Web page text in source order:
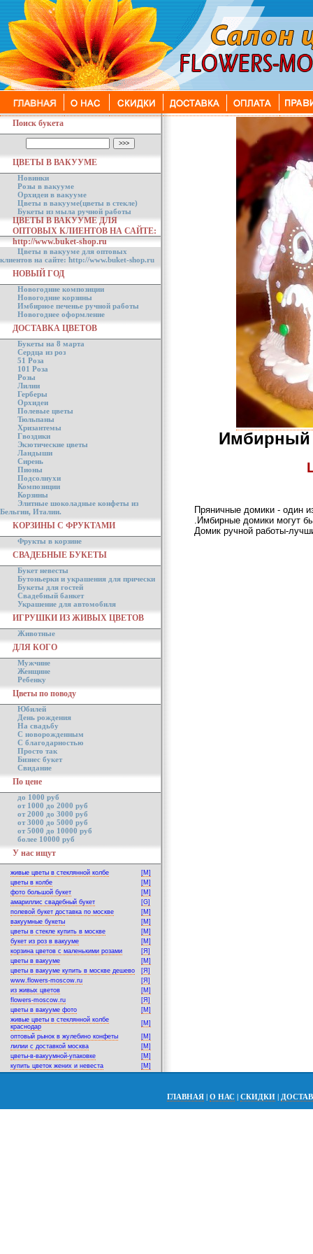
Поиск букета
ЦВЕТЫ В ВАКУУМЕ
Новинки
Розы в вакууме
Орхидеи в вакууме
Цветы в вакууме(цветы в стекле)
Букеты из мыла ручной работы
ЦВЕТЫ В ВАКУУМЕ ДЛЯ
ОПТОВЫХ КЛИЕНТОВ НА САЙТЕ:
http://www.buket-shop.ru
Цветы в вакууме для оптовых
клиентов на сайте: http://www.buket-shop.ru
НОВЫЙ ГОД
Новогодние композиции
Новогодние корзины
Имбирное печенье ручной работы
Новогоднее оформление
ДОСТАВКА ЦВЕТОВ
Букеты на 8 марта
Сердца из роз
51 Роза
101 Роза
Розы
Лилии
Герберы
Орхидеи
Полевые цветы
Тюльпаны
Хризантемы
Гвоздики
Экзотические цветы
Ландыши
Сирень
Пионы
Подсолнухи
Композиции
Корзины
Элитные шоколадные конфеты из
Бельгии, Италии.
КОРЗИНЫ С ФРУКТАМИ
Фрукты в корзине
СВАДЕБНЫЕ БУКЕТЫ
Букет невесты
Бутоньерки и украшения для прически
Букеты для гостей
Свадебный банкет
Украшение для автомобиля
ИГРУШКИ ИЗ ЖИВЫХ ЦВЕТОВ
Животные
ДЛЯ КОГО
Мужчине
Женщине
Ребенку
Цветы по поводу
Юбилей
День рождения
На свадьбу
С новорожденным
С благодарностью
Просто так
Бизнес букет
Свидание
По цене
до 1000 руб
от 1000 до 2000 руб
от 2000 до 3000 руб
от 3000 до 5000 руб
от 5000 до 10000 руб
более 10000 руб
У нас ищут
живые цветы в стеклянной колбе
[M]
цветы в колбе
[M]
фото большой букет
[M]
амариллис свадебный букет
[G]
полевой букет доставка по москве
[M]
вакуумные букеты
[M]
цветы в стекле купить в москве
[M]
букет из роз в вакууме
[M]
корзина цветов с маленькими розами
[Я]
цветы в вакууме
[M]
цветы в вакууме купить в москве дешево
[Я]
www.flowers-moscow.ru
[Я]
из живых цветов
[M]
flowers-moscow.ru
[Я]
цветы в вакууме фото
[M]
живые цветы в стеклянной колбе
краснодар
[M]
оптовый рынок в жулебино конфеты
[M]
лилии с доставкой москва
[M]
цветы-в-вакуумной-упаковке
[M]
купить цветок жених и невеста
[M]
Имбирный
Пряничные домики - один
.Имбирные домики могут
Домик ручной работы-
ГЛАВНАЯ | О НАС | СКИДКИ |